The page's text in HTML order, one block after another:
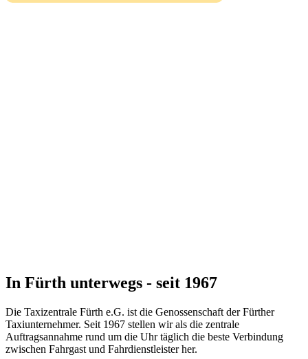
In Fürth unterwegs - seit 1967
Die Taxizentrale Fürth e.G. ist die Genossenschaft der Fürther
Taxiunternehmer. Seit 1967 stellen wir als die zentrale
Auftragsannahme rund um die Uhr täglich die beste Verbindung
zwischen Fahrgast und Fahrdienstleister her.